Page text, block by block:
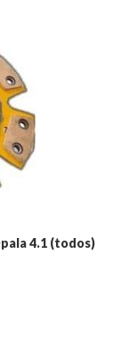
4.1 (todos)